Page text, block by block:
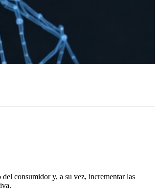
consumidor y, a su vez, incrementar las